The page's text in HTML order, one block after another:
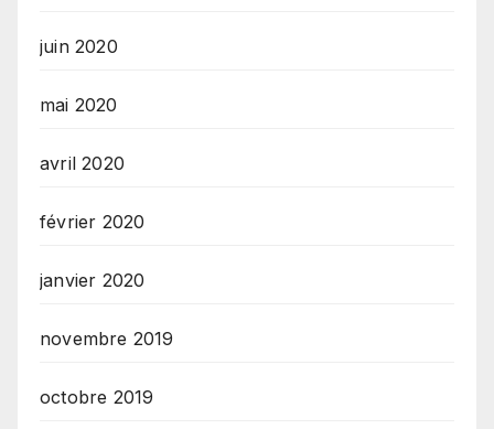
juin 2020
mai 2020
avril 2020
février 2020
janvier 2020
novembre 2019
octobre 2019